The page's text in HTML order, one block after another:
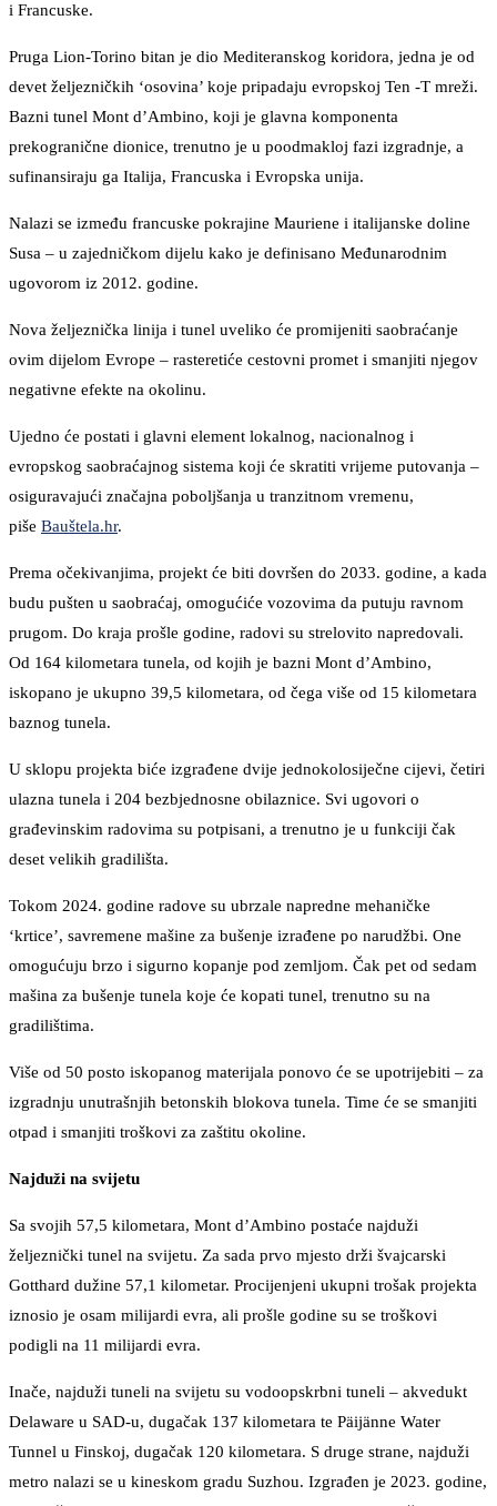
i Francuske.
Pruga Lion-Torino bitan je dio Mediteranskog koridora, jedna je od
devet željezničkih ‘osovina’ koje pripadaju evropskoj Ten -T mreži.
Bazni tunel Mont d’Ambino, koji je glavna komponenta
prekogranične dionice, trenutno je u poodmakloj fazi izgradnje, a
sufinansiraju ga Italija, Francuska i Evropska unija.
Nalazi se između francuske pokrajine Mauriene i italijanske doline
Susa – u zajedničkom dijelu kako je definisano Međunarodnim
ugovorom iz 2012. godine.
Nova željeznička linija i tunel uveliko će promijeniti saobraćanje
ovim dijelom Evrope – rasteretiće cestovni promet i smanjiti njegov
negativne efekte na okolinu.
Ujedno će postati i glavni element lokalnog, nacionalnog i
evropskog saobraćajnog sistema koji će skratiti vrijeme putovanja –
osiguravajući značajna poboljšanja u tranzitnom vremenu,
piše Bauštela.hr.
Prema očekivanjima, projekt će biti dovršen do 2033. godine, a kada
budu pušten u saobraćaj, omogućiće vozovima da putuju ravnom
prugom. Do kraja prošle godine, radovi su strelovito napredovali.
Od 164 kilometara tunela, od kojih je bazni Mont d’Ambino,
iskopano je ukupno 39,5 kilometara, od čega više od 15 kilometara
baznog tunela.
U sklopu projekta biće izgrađene dvije jednokolosiječne cijevi, četiri
ulazna tunela i 204 bezbjednosne obilaznice. Svi ugovori o
građevinskim radovima su potpisani, a trenutno je u funkciji čak
deset velikih gradilišta.
Tokom 2024. godine radove su ubrzale napredne mehaničke
‘krtice’, savremene mašine za bušenje izrađene po narudžbi. One
omogućuju brzo i sigurno kopanje pod zemljom. Čak pet od sedam
mašina za bušenje tunela koje će kopati tunel, trenutno su na
gradilištima.
Više od 50 posto iskopanog materijala ponovo će se upotrijebiti – za
izgradnju unutrašnjih betonskih blokova tunela. Time će se smanjiti
otpad i smanjiti troškovi za zaštitu okoline.
Najduži na svijetu
Sa svojih 57,5 kilometara, Mont d’Ambino postaće najduži
željeznički tunel na svijetu. Za sada prvo mjesto drži švajcarski
Gotthard dužine 57,1 kilometar. Procijenjeni ukupni trošak projekta
iznosio je osam milijardi evra, ali prošle godine su se troškovi
podigli na 11 milijardi evra.
Inače, najduži tuneli na svijetu su vodoopskrbni tuneli – akvedukt
Delaware u SAD-u, dugačak 137 kilometara te Päijänne Water
Tunnel u Finskoj, dugačak 120 kilometara. S druge strane, najduži
metro nalazi se u kineskom gradu Suzhou. Izgrađen je 2023. godine,